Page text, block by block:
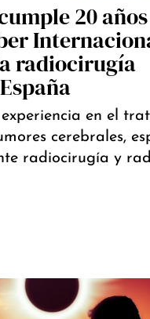
20
radiocirugía
experiencia en el
cerebrales,
radiocirugía y